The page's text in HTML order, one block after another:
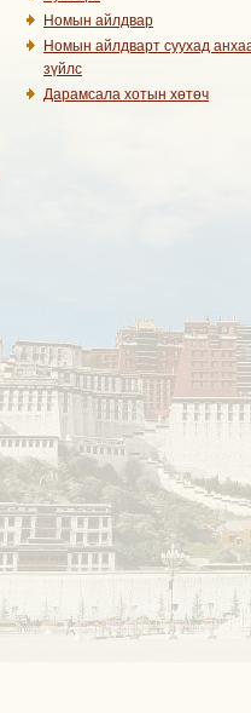
Номын айлдвар
Номын айлдварт суухад
зүйлс
Дарамсала хотын хөтөч